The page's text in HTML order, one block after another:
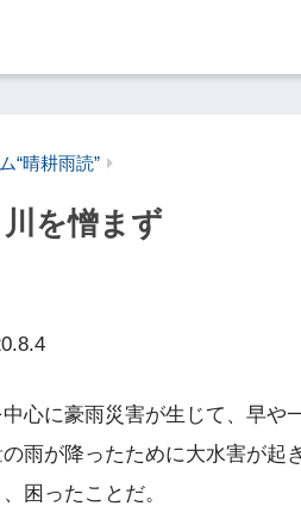
“晴耕雨読”
を憎まず
心に豪雨災害が生じて、早や
雨が降ったために大水害が起
困ったことだ。